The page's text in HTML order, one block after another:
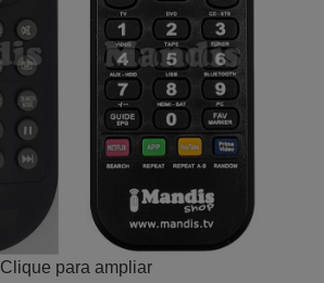
Clique para ampliar